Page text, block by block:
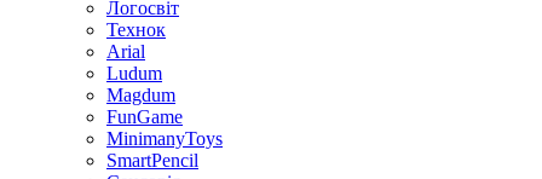
Логосвіт
Технок
Arial
Ludum
Magdum
FunGame
MinimanyToys
SmartPencil